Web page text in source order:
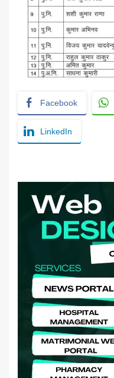
Facebook
LinkedIn